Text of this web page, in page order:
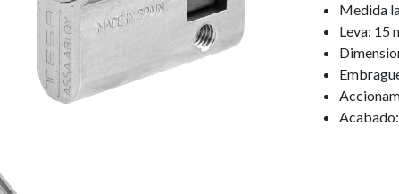
Medida
Leva: 15